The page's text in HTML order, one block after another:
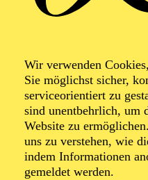
Wir verwenden
Sie möglichst sicher,
serviceorientiert zu
sind unentbehrlich, um
Website zu
uns zu verstehen, wie
indem Informationen
gemeldet werden.
2025/2026 findet
gesamte